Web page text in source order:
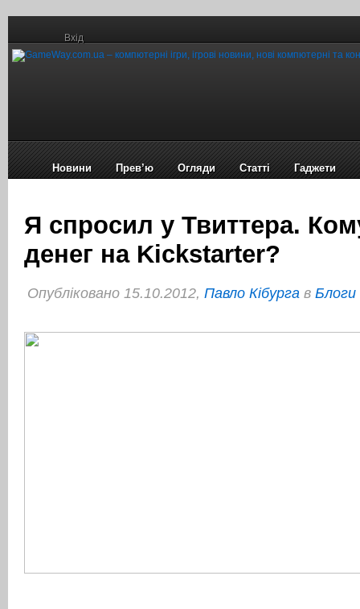
Вхід
Новини Прев’ю Огляди Статті Гаджети
Я спросил у Твиттера.
денег на Kickstarter?
Опубліковано 15.10.2012, Павло Кібурга в Блоги